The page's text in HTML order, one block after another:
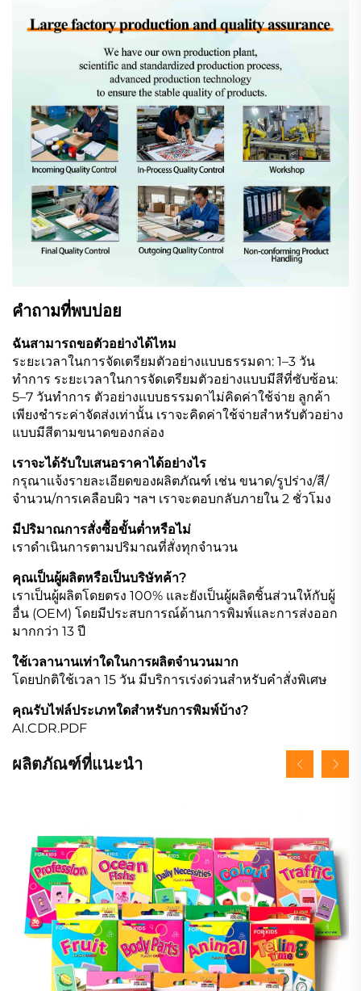
คำถามที่พบบ่อย
ฉันสามารถขอตัวอย่างได้ไหม
ระยะเวลาในการจัดเตรียมตัวอย่างแบบธรรมดา: 1–3 วัน
ทำการ ระยะเวลาในการจัดเตรียมตัวอย่างแบบมีสีที่ซับซ้อน:
5–7 วันทำการ ตัวอย่างแบบธรรมดาไม่คิดค่าใช้จ่าย ลูกค้า
เพียงชำระค่าจัดส่งเท่านั้น เราจะคิดค่าใช้จ่ายสำหรับตัวอย่าง
แบบมีสีตามขนาดของกล่อง
เราจะได้รับใบเสนอราคาได้อย่างไร
กรุณาแจ้งรายละเอียดของผลิตภัณฑ์ เช่น ขนาด/รูปร่าง/สี/
จำนวน/การเคลือบผิว ฯลฯ เราจะตอบกลับภายใน 2 ชั่วโมง
มีปริมาณการสั่งซื้อขั้นต่ำหรือไม่
เราดำเนินการตามปริมาณที่สั่งทุกจำนวน
คุณเป็นผู้ผลิตหรือเป็นบริษัทค้า?
เราเป็นผู้ผลิตโดยตรง 100% และยังเป็นผู้ผลิตชิ้นส่วนให้กับผู้
อื่น (OEM) โดยมีประสบการณ์ด้านการพิมพ์และการส่งออก
มากกว่า 13 ปี
ใช้เวลานานเท่าใดในการผลิตจำนวนมาก
โดยปกติใช้เวลา 15 วัน มีบริการเร่งด่วนสำหรับคำสั่งพิเศษ
คุณรับไฟล์ประเภทใดสำหรับการพิมพ์บ้าง?
AI.CDR.PDF
ผลิตภัณฑ์ที่แนะนำ